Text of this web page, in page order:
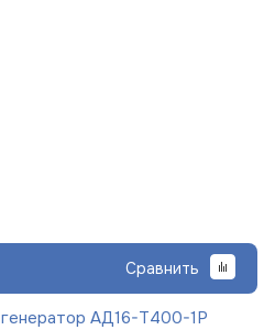
Сравнить
АД16-Т400-1Р